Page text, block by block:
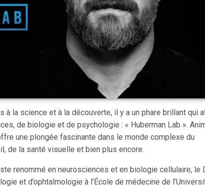
la science et à la découverte, il y a un phare brillant qui
de biologie et de psychologie : « Huberman Lab ».
une plongée fascinante dans le monde complexe du
de la santé visuelle et bien plus encore.
renommé en neurosciences et en biologie cellulaire, le
et d’ophtalmologie à l’École de médecine de